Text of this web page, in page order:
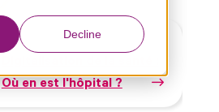
Decline
Articles
Où en est l'hôpital ?